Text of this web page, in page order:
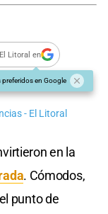
Litoral en
en Google
- El Litoral
en la
. Cómodos,
punto de